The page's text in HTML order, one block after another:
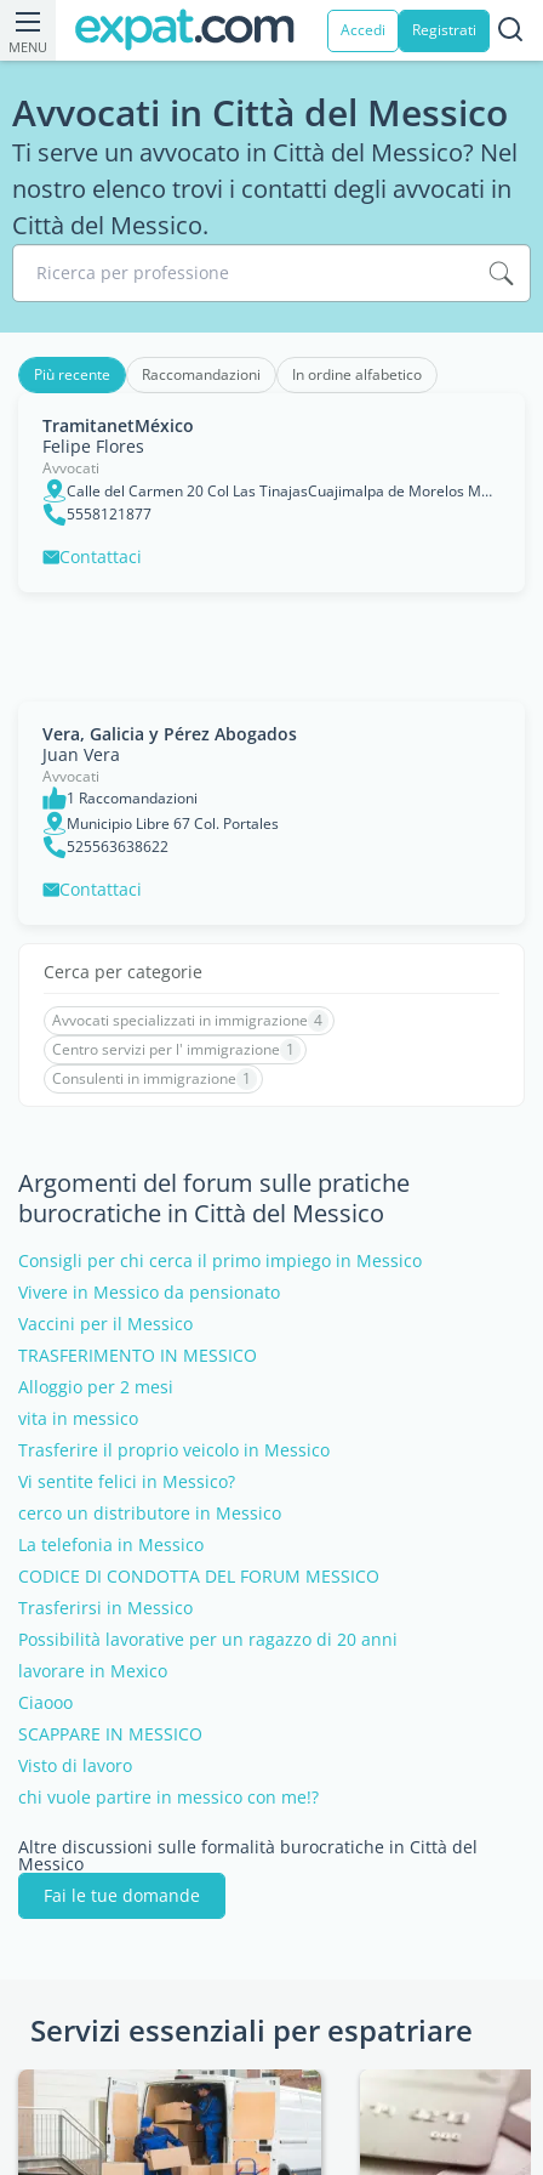
MENU
Accedi Registrati
Avvocati in Città del Messico
Ti serve un avvocato in Città del Messico? Nel
nostro elenco trovi i contatti degli avvocati in
Città del Messico.
Ricerca per professione
Più recente Raccomandazioni In ordine alfabetico
TramitanetMéxico
Felipe Flores
Avvocati
Calle del Carmen 20 Col Las TinajasCuajimalpa de Morelos México DF 05370
5558121877
Contattaci
Vera, Galicia y Pérez Abogados
Juan Vera
Avvocati
1 Raccomandazioni
Municipio Libre 67 Col. Portales
525563638622
Contattaci
Cerca per categorie
Avvocati specializzati in immigrazione 4
Centro servizi per l' immigrazione 1
Consulenti in immigrazione 1
Argomenti del forum sulle pratiche
burocratiche in Città del Messico
Consigli per chi cerca il primo impiego in Messico
Vivere in Messico da pensionato
Vaccini per il Messico
TRASFERIMENTO IN MESSICO
Alloggio per 2 mesi
vita in messico
Trasferire il proprio veicolo in Messico
Vi sentite felici in Messico?
cerco un distributore in Messico
La telefonia in Messico
CODICE DI CONDOTTA DEL FORUM MESSICO
Trasferirsi in Messico
Possibilità lavorative per un ragazzo di 20 anni
lavorare in Mexico
Ciaooo
SCAPPARE IN MESSICO
Visto di lavoro
chi vuole partire in messico con me!?
Altre discussioni sulle formalità burocratiche in Città del
Messico
Fai le tue domande
Servizi essenziali per espatriare